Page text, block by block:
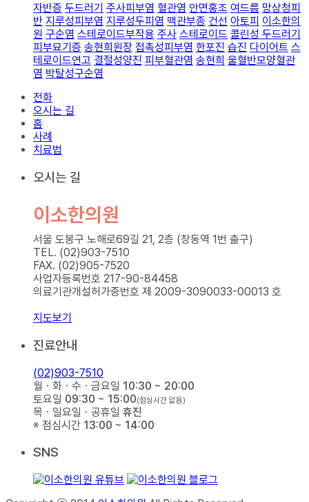
자반증 두드러기 주사피부염 혈관염 안면홍조 여드름 망상청피
반 지루성피부염 지루성두피염 맥관부종 건선 아토피 이소한의
원 구순염 스테로이드부작용 주사 스테로이드 콜린성 두드러기
피부묘기증 송현희원장 접촉성피부염 한포진 습진 다이어트 스
테로이드연고 결절성양진 피부혈관염 송현희 울혈반모양혈관
염 박탈성구순염
전화
오시는 길
홈
사례
치료법
오시는 길
이소한의원
서울 도봉구 노해로69길 21, 2층 (창동역 1번 출구)
TEL. (02)903-7510
FAX. (02)905-7520
사업자등록번호 217-90-84458
의료기관개설허가증번호 제 2009-3090033-00013 호
지도보기
진료안내
(02)903-7510
월ㆍ화ㆍ수ㆍ금요일 10:30 ~ 20:00
토요일 09:30 ~ 15:00(점심시간 없음)
목ㆍ일요일ㆍ공휴일 휴진
※ 점심시간 13:00 ~ 14:00
SNS